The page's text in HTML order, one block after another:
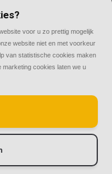
voor u zo prettig mogelijk
website niet en met voorkeur
van statistische cookies maken
marketing cookies laten we u